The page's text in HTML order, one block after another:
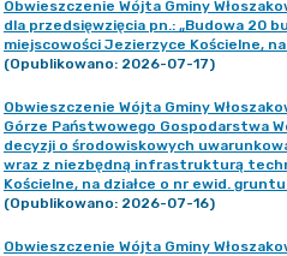
Obwieszczenie Wójta Gminy
dla przedsięwzięcia pn.: „Budowa
miejscowości Jezierzyce Kościelne,
(Opublikowano: 2026-07-17)
Obwieszczenie Wójta Gminy
Górze Państwowego Gospodarstwa
decyzji o środowiskowych
wraz z niezbędną infrastrukturą
Kościelne, na działce o nr ewid.
(Opublikowano: 2026-07-16)
Obwieszczenie Wójta Gminy